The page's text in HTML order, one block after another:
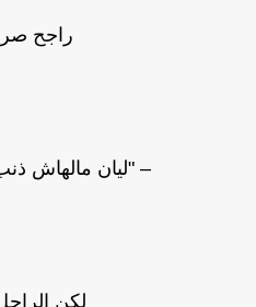
راجح صرخ
– "ليان مالهاش
لكن